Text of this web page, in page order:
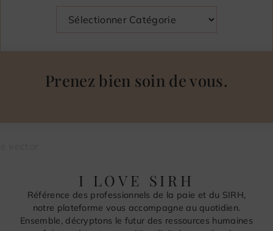
Catégories
Prenez bien soin de vous.
I LOVE SIRH
Référence des professionnels de la paie et du SIRH,
notre plateforme vous accompagne au quotidien.
Ensemble, décryptons le futur des ressources humaines